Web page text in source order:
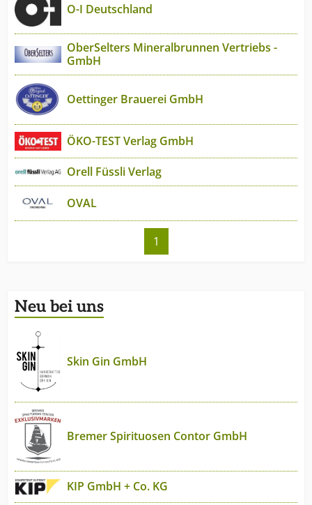
O-I Deutschland
OberSelters Mineralbrunnen Vertriebs -
GmbH
Oettinger Brauerei GmbH
ÖKO-TEST Verlag GmbH
Orell Füssli Verlag
OVAL
1
Neu bei uns
Skin Gin GmbH
Bremer Spirituosen Contor GmbH
KIP GmbH + Co. KG